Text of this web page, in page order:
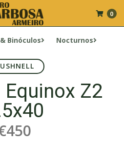
0
Binóculos Nocturnos
Equinox Z2